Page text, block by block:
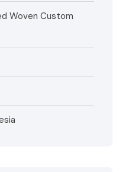
Woven Custom